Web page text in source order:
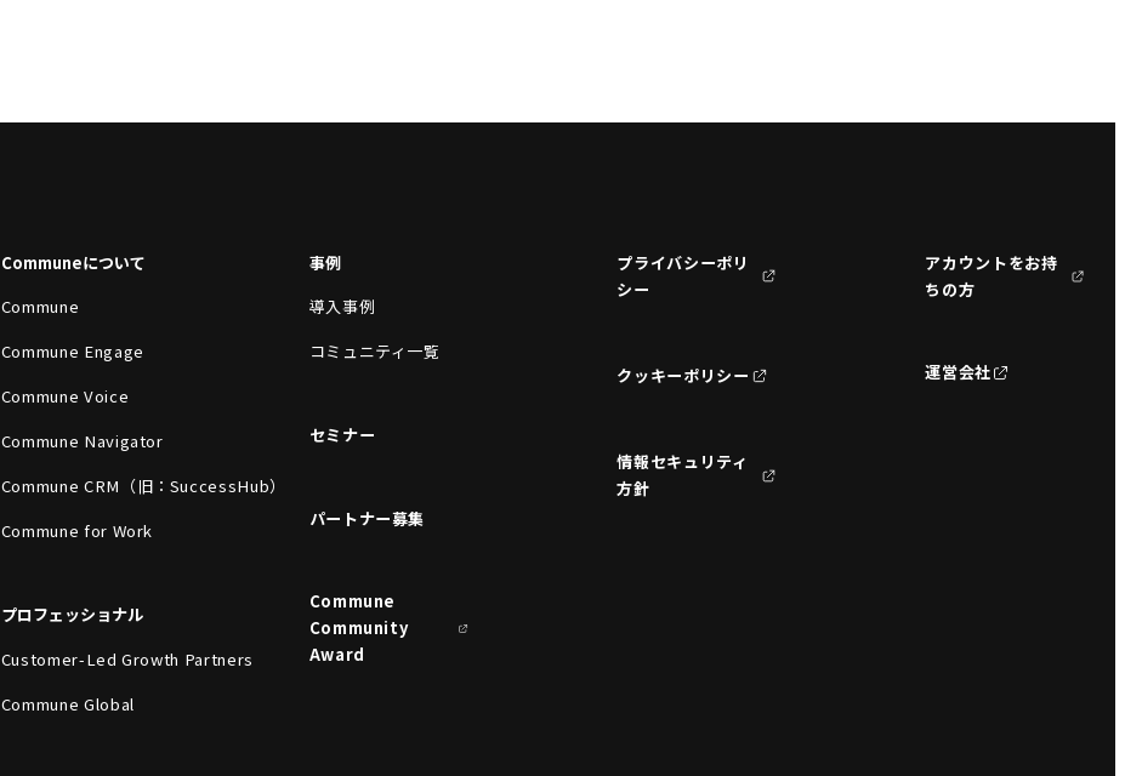
Communeについて
Commune
Commune Engage
Commune Voice
Commune Navigator
Commune CRM（旧：SuccessHub）
Commune for Work
プロフェッショナル
Customer-Led Growth Partners
Commune Global
事例
導入事例
コミュニティ一覧
セミナー
パートナー募集
Commune
Community
Award
プライバシーポリ
シー
クッキーポリシー
情報セキュリティ
方針
アカウントをお持
ちの方
運営会社